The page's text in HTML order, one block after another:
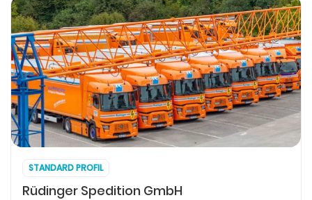
STANDARD PROFIL
Rüdinger Spedition GmbH